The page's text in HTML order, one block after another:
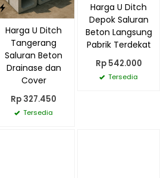
Harga U Ditch
Tangerang
Saluran Beton
Drainase dan
Cover
Rp 327.450
Tersedia
Harga U Ditch
Depok Saluran
Beton Langsung
Pabrik Terdekat
Rp 542.000
Tersedia